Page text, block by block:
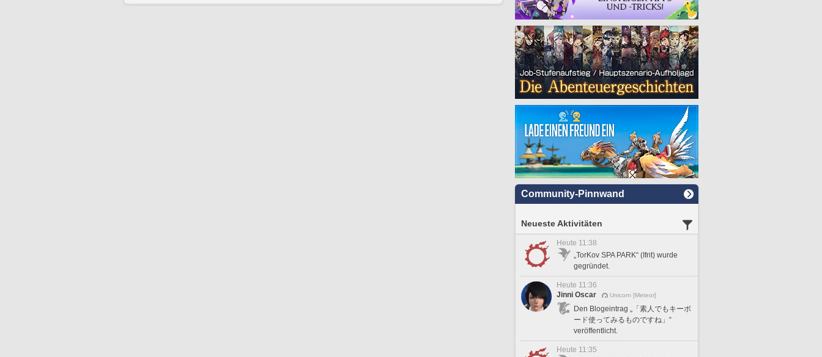
Community-Pinnwand
Neueste Aktivitäten
Heute 11:38
„TorKov SPA PARK“ (Ifrit) wurde
gegründet.
Heute 11:36
Jinni Oscar
Unicorn [Meteor]
Den Blogeintrag „「素人でもキーボ
ード使ってみるものですね」“
veröffentlicht.
Heute 11:35